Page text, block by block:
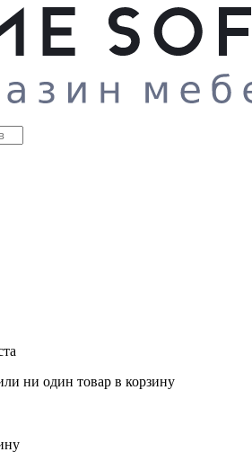
ни один товар в корзину